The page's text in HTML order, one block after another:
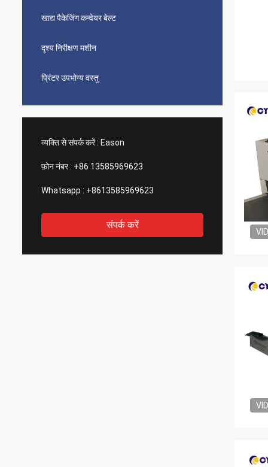
खाद्य पैकेजिंग कन्वेयर बेल्ट
दृश्य निरीक्षण मशीन
प्रिंटर उपभोग्य वस्तु
व्यक्ति से संपर्क करें : Eason
फ़ोन नंबर : +86 13585969623
Whatsapp : +8613585969623
संपर्क करें